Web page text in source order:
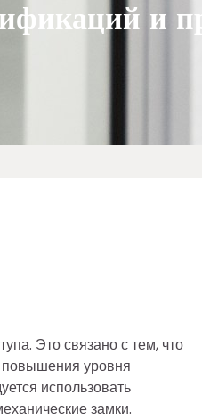
и
Это связано с тем, что
повышения уровня
использовать
замки.